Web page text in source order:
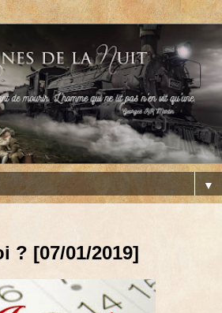
▼
? [07/01/2019]